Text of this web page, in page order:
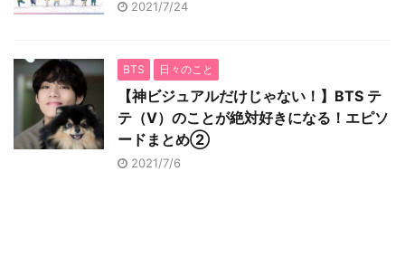
2021/7/24
BTS 日々のこと
【神ビジュアルだけじゃない！】BTS テ
テ（V）のことが絶対好きになる！エピソ
ードまとめ②
2021/7/6